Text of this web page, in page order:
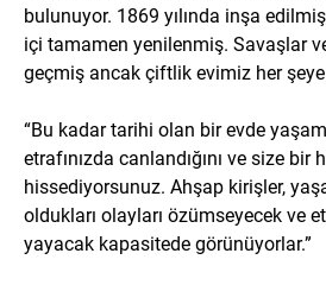
bulunuyor. 1869 yılında inşa
içi tamamen yenilenmiş. Savaşlar
geçmiş ancak çiftlik evimiz her
“Bu kadar tarihi olan bir evde
etrafınızda canlandığını ve size bir
hissediyorsunuz. Ahşap kirişler,
oldukları olayları özümseyecek ve
yayacak kapasitede görünüyorlar.”